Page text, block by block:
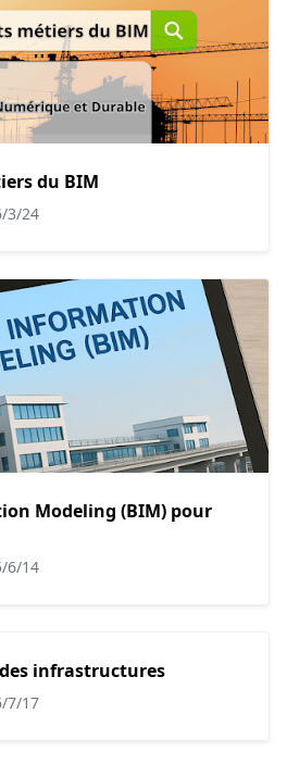
du BIM
3/24
Modeling (BIM) pour
6/14
infrastructures
7/17